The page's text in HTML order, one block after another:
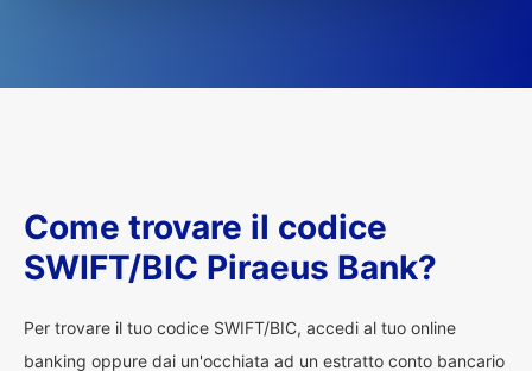
Come trovare il codice
SWIFT/BIC Piraeus Bank?
Per trovare il tuo codice SWIFT/BIC, accedi al tuo online
banking oppure dai un'occhiata ad un estratto conto bancario